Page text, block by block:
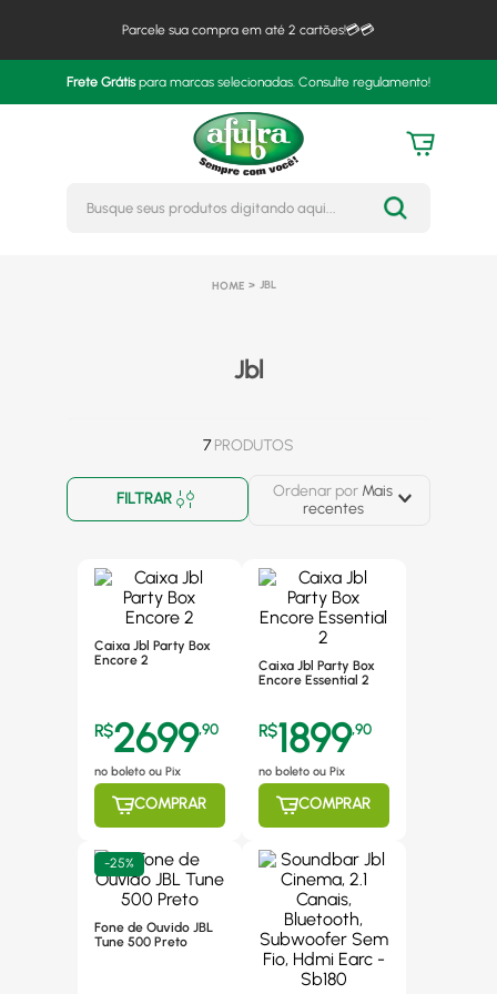
Parcele sua compra em até 2 cartões!💳💳
Frete Grátispara marcas selecionadas. Consulte regulamento!
Busque seus produtos
JBL
Jbl
7PRODUTOS
FILTRAR Ordenar por Mais
recentes
Caixa Jbl Party Box
Encore 2
R$2699,90
no boleto ou Pix
COMPRAR
Caixa Jbl Party Box
Encore Essential 2
R$1899,90
no boleto ou Pix
COMPRAR
-25%
Fone de Ouvido JBL
Tune 500 Preto